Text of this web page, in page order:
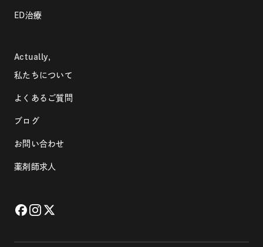
ED治療
Actually,
私たちについて
よくあるご質問
ブログ
お問い合わせ
薬剤師求人